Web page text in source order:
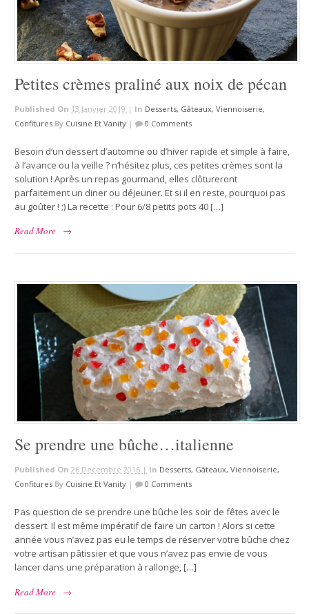
Petites crèmes praliné aux noix de pécan
Published On 13 Janvier 2019 | In Desserts, Gâteaux, Viennoiserie,
Confitures By Cuisine Et Vanity | 0 Comments
Besoin d’un dessert d’automne ou d’hiver rapide et simple à faire,
à l’avance ou la veille ? n’hésitez plus, ces petites crèmes sont la
solution ! Après un repas gourmand, elles clôtureront
parfaitement un diner ou déjeuner. Et si il en reste, pourquoi pas
au goûter ! ;) La recette : Pour 6/8 petits pots 40 […]
Read More
→
Se prendre une bûche…italienne
Published On26 Décembre 2016 | In Desserts, Gâteaux, Viennoiserie,
Confitures By Cuisine Et Vanity | 0 Comments
Pas question de se prendre une bûche les soir de fêtes avec le
dessert. Il est même impératif de faire un carton ! Alors si cette
année vous n’avez pas eu le temps de réserver votre bûche chez
votre artisan pâtissier et que vous n’avez pas envie de vous
lancer dans une préparation à rallonge, […]
Read More
→